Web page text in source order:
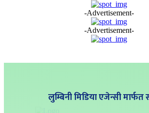
-Advertisement-
-Advertisement-
लुम्बिनी मिडिया एजेन्सी मार्फत